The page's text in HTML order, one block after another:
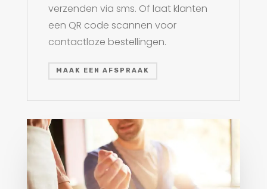
verzenden via sms. Of laat klanten
een QR code scannen voor
contactloze bestellingen.
MAAK EEN AFSPRAAK